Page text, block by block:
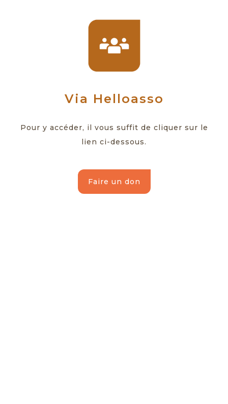
Via Helloasso
Pour y accéder, il vous suffit de cliquer sur le
lien ci-dessous.
Faire un don